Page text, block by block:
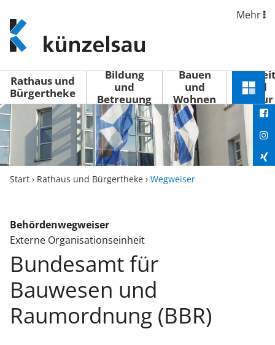
www.kuenzelsau.de
(zur
Startseite)
Mehr
Rathaus und
Bürgertheke
Bildung
und
Betreuung
Bauen
und
Wohnen
Freizeit
und
Kultur
Menü
Start › Rathaus und Bürgertheke › Wegweiser
Behördenwegweiser
Externe Organisationseinheit
Bundesamt für
Bauwesen und
Raumordnung (BBR)